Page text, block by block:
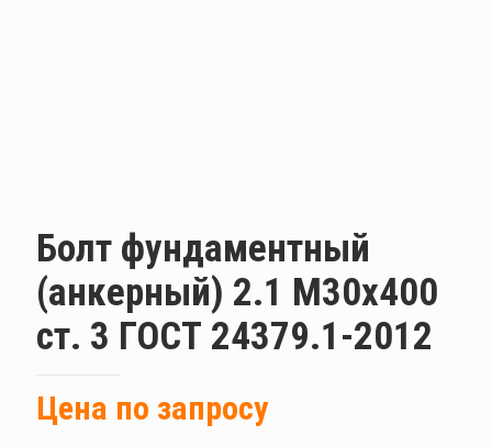
Болт фундаментный
(анкерный) 2.1 М30х400
ст. 3 ГОСТ 24379.1-2012
Цена по запросу